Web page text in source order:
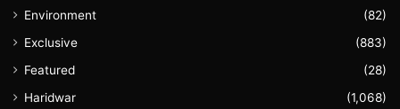
Environment
(82)
Exclusive
(883)
Featured
(28)
Haridwar
(1,068)